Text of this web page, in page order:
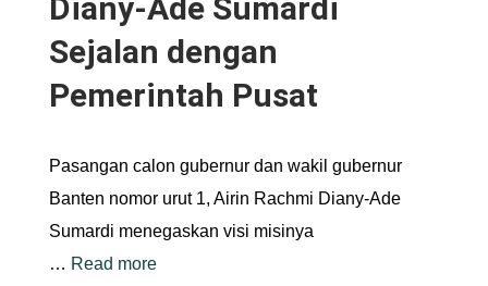
Diany-Ade Sumardi
Sejalan dengan
Pemerintah Pusat
Pasangan calon gubernur dan wakil gubernur
Banten nomor urut 1, Airin Rachmi Diany-Ade
Sumardi menegaskan visi misinya
… Read more